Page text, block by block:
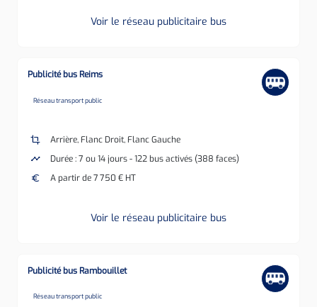
Voir le réseau publicitaire bus
Publicité bus Reims
none
Réseau transport public
crop
Arrière, Flanc Droit, Flanc Gauche
timeline
Durée : 7 ou 14 jours - 122 bus activés (388 faces)
euro
A partir de 7 750 € HT
Voir le réseau publicitaire bus
Publicité bus Rambouillet
none
Réseau transport public